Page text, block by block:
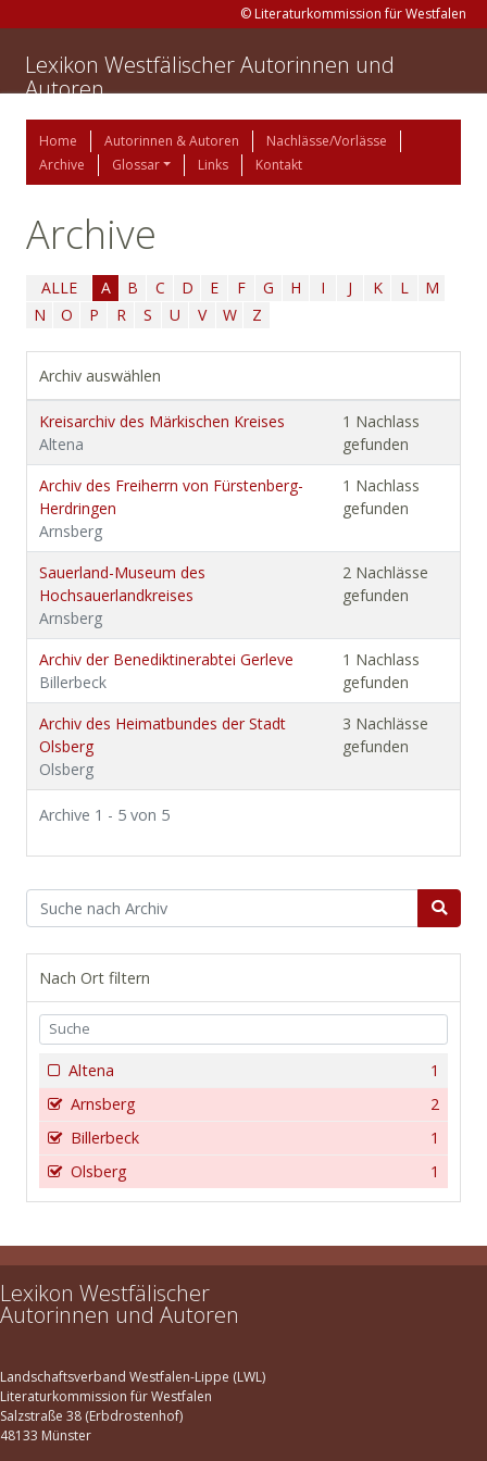
© Literaturkommission für Westfalen
Lexikon Westfälischer Autorinnen und
Autoren
Home Autorinnen & Autoren
Nachlässe/Vorlässe
Archive
Glossar Links Kontakt
Archive
ALLE A B C D E F G H I J K L
M
N
O P R S U V W Z
Archiv auswählen
Kreisarchiv des Märkischen Kreises
Altena
1 Nachlass
gefunden
Archiv des Freiherrn von Fürstenberg-
Herdringen
Arnsberg
1 Nachlass
gefunden
Sauerland-Museum des
Hochsauerlandkreises
Arnsberg
2 Nachlässe
gefunden
Archiv der Benediktinerabtei Gerleve
Billerbeck
1 Nachlass
gefunden
Archiv des Heimatbundes der Stadt
Olsberg
Olsberg
3 Nachlässe
gefunden
Archive 1 - 5 von 5
Nach Ort filtern
1
Altena
2
Arnsberg
1
Billerbeck
1
Olsberg
Lexikon Westfälischer
Autorinnen und Autoren
Landschaftsverband Westfalen-Lippe (LWL)
Literaturkommission für Westfalen
Salzstraße 38 (Erbdrostenhof)
48133 Münster